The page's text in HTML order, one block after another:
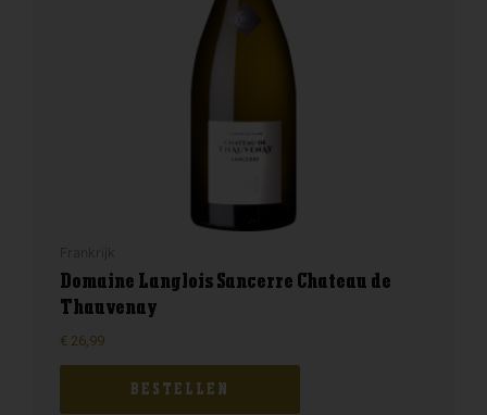
Domaine Langlois Sancerre Chateau de
Thauvenay
€ 26,99
BESTELLEN